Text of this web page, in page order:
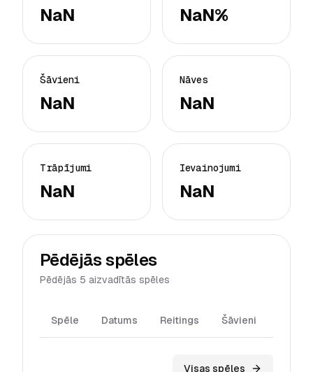
NaN NaN%
Šāvieni
NaN
Nāves
NaN
Trāpījumi
NaN
Ievainojumi
NaN
Pēdējās spēles
Pēdējās 5 aizvadītās spēles
Spēle Datums Reitings Šāvieni
Visas spēles